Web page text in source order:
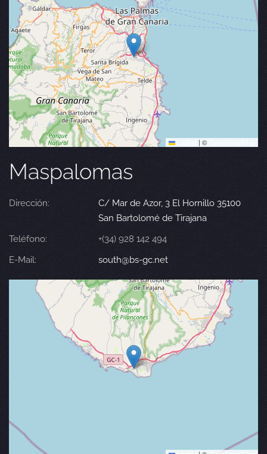
| ©
Maspalomas
Dirección:
C/ Mar de Azor, 3 El Hornillo 35100
San Bartolomé de Tirajana
Teléfono:
+(34) 928 142 494
E-Mail:
south@bs-gc.net